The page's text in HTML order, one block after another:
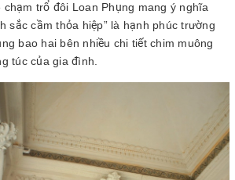
trổ đôi Loan Phụng mang ý nghĩa
sắc cầm thỏa hiệp” là hạnh phúc trường
bao hai bên nhiều chi tiết chim muông
túc của gia đình.